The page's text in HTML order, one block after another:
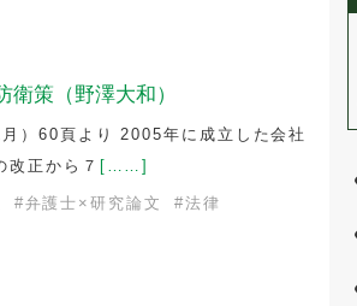
策（野澤大和）
）60頁より 2005年に成立した会社
正から７ [……]
#弁護士×研究論文 #法律